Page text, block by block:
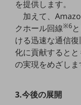
モビリティ
製造・建設業
小売業
法人向けスマホ・携帯に関す
を提供します。
加えて、
クホール回線※6
ける迅速な通信
化に貢献すると
の実現をめざしま
3.今後の展開